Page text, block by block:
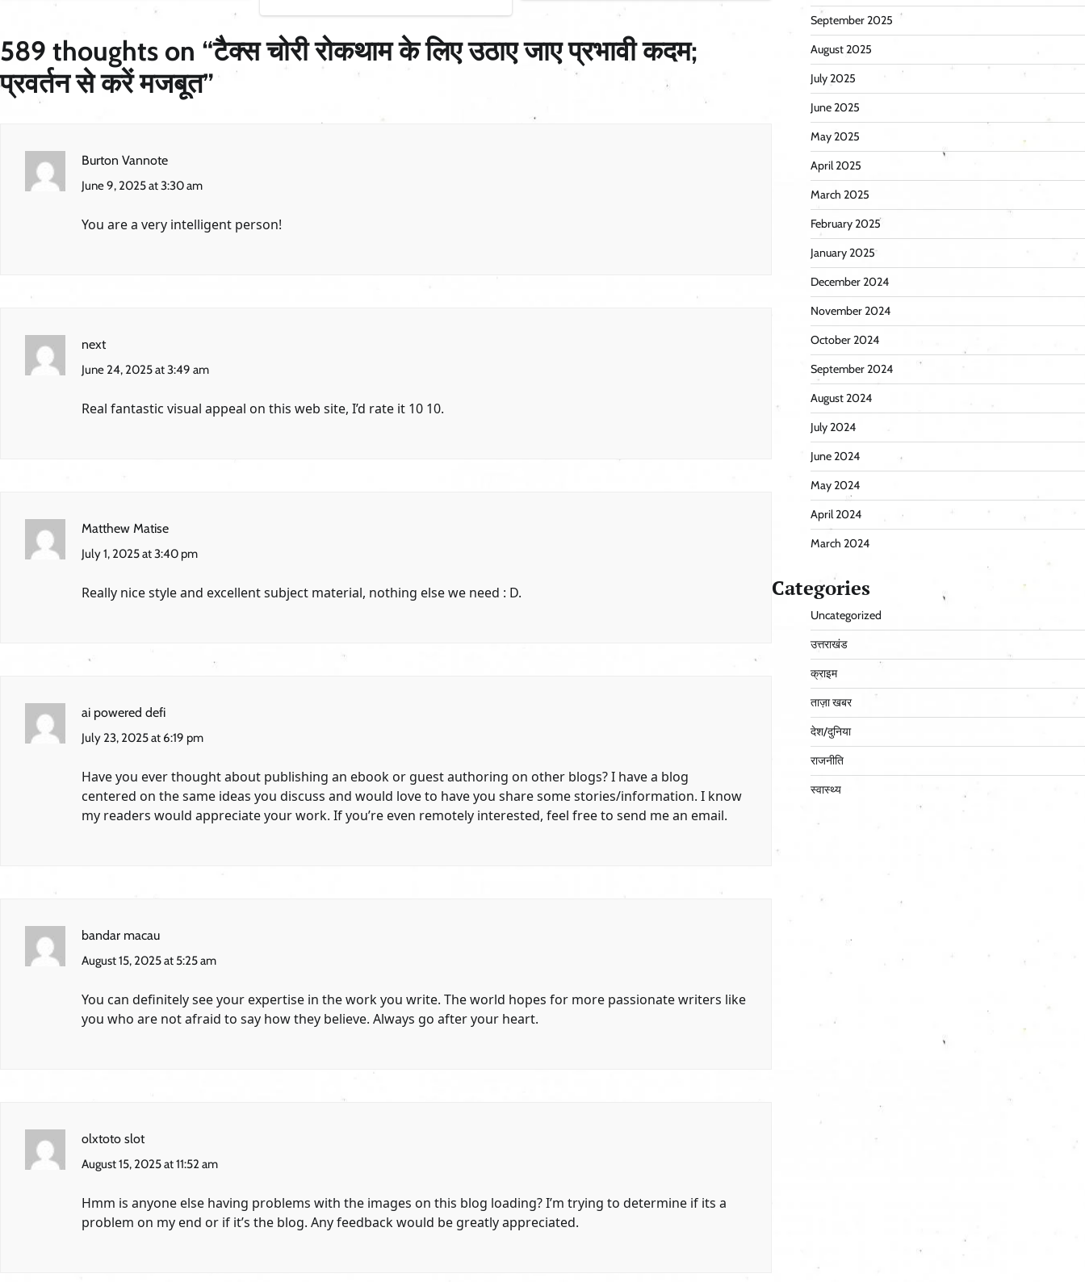
589 thoughts on “टैक्स चोरी रोकथाम के लिए उठाए जाए प्रभावी कदम;
प्रवर्तन से करें मजबूत”
Burton Vannote
June 9, 2025 at 3:30 am
You are a very intelligent person!
next
June 24, 2025 at 3:49 am
Real fantastic visual appeal on this web site, I’d rate it 10 10.
Matthew Matise
July 1, 2025 at 3:40 pm
Really nice style and excellent subject material, nothing else we need : D.
ai powered defi
July 23, 2025 at 6:19 pm
Have you ever thought about publishing an ebook or guest authoring on other blogs? I have a blog
centered on the same ideas you discuss and would love to have you share some stories/information. I know
my readers would appreciate your work. If you’re even remotely interested, feel free to send me an email.
bandar macau
August 15, 2025 at 5:25 am
You can definitely see your expertise in the work you write. The world hopes for more passionate writers like
you who are not afraid to say how they believe. Always go after your heart.
olxtoto slot
August 15, 2025 at 11:52 am
Hmm is anyone else having problems with the images on this blog loading? I’m trying to determine if its a
problem on my end or if it’s the blog. Any feedback would be greatly appreciated.
September 2025
August 2025
July 2025
June 2025
May 2025
April 2025
March 2025
February 2025
January 2025
December 2024
November 2024
October 2024
September 2024
August 2024
July 2024
June 2024
May 2024
April 2024
March 2024
Categories
Uncategorized
उत्तराखंड
क्राइम
ताज़ा खबर
देश/दुनिया
राजनीति
स्वास्थ्य